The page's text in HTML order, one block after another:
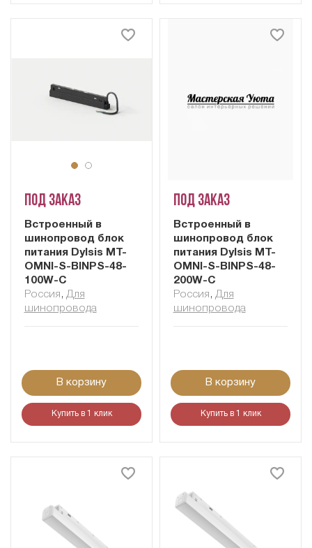
Под заказ
Встроенный в
шинопровод блок
питания Dylsis MT-
OMNI-S-BINPS-48-
100W-C
Россия , Для
шинопровода
В корзину
Купить в 1 клик
Под заказ
Встроенный в
шинопровод блок
питания Dylsis MT-
OMNI-S-BINPS-48-
200W-C
Россия , Для
шинопровода
В корзину
Купить в 1 клик